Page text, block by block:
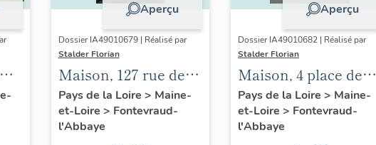
Aperçu
Dossier IA49010679 | Réalisé par
Stalder Florian
Maison, 127 rue des
Perdrielles,
Fontevraud-l'Abbaye
Pays de la Loire > Maine-
et-Loire > Fontevraud-
l'Abbaye
Aperçu
Dossier IA49010682 | Réalisé par
Stalder Florian
Maison, 4 place des
Plantagenêts,
Fontevraud-l'Abbaye
Pays de la Loire > Maine-
et-Loire > Fontevraud-
l'Abbaye